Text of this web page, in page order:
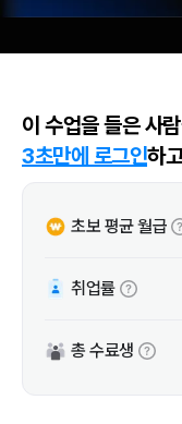
이 수업을 들은 사
3초만에 로그인하
초보 평균 월급
취업률
총 수료생